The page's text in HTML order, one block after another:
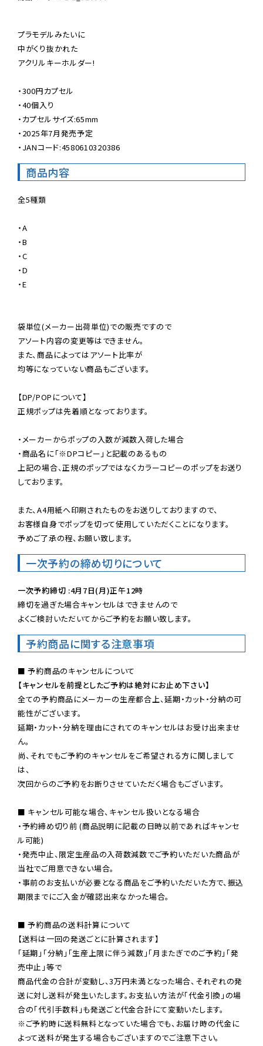
プラモデルみたいに
中がくり抜かれた
アクリルキーホルダー!
・300円カプセル
・40個入り
・カプセルサイズ:65mm
・2025年7月発売予定
・JANコード:4580610320386
商品内容
全5種類
・A
・B
・C
・D
・E
袋単位(メーカー出荷単位)での販売ですので
アソート内容の変更等はできません。
また、商品によってはアソート比率が
均等になっていない商品もございます。
【DP/POPについて】
正規ポップは先着順となっております。
・メーカーからポップの入数が減数入荷した場合
・商品名に「※DPコピー」と記載のあるもの
上記の場合、正規のポップではなくカラーコピーのポップをお送り
しております。
また、A4用紙へ印刷されたものをお送りしておりますので、
お客様自身でポップを切って使用していただくことになります。
予めご了承の程、お願い致します。
一次予約の締め切りについて
一次予約締切 :4月7日(月)正午12時
締切を過ぎた場合キャンセルはできませんので
よくご検討いただいてからご予約をお願い致します。
予約商品に関する注意事項
【キャンセルを前提としたご予約は絶対にお止め下さい】
全ての予約商品にメーカーの生産都合上、延期・カット・分納の可
能性がございます。
延期・カット・分納を理由にされてのキャンセルはお受け出来ませ
ん。
尚、それでもご予約のキャンセルをご希望される方に関しまして
は、
次回からのご予約をお断りさせていただく場合もございます。
■ キャンセル可能な場合、キャンセル扱いとなる場合
・予約締め切り前 (商品説明に記載の日時以前であればキャンセ
ル可能)
・発売中止、限定生産品の入荷数減数でご予約いただいた商品が
当社でご用意できない場合。
・事前のお支払いが必要となる商品をご予約いただいた方で、振込
期限までにご入金が確認出来なかった場合。
■ 予約商品の送料計算について
【送料は一回の発送ごとに計算されます】
「延期」「分納」「生産上限に伴う減数」「月またぎでのご予約」「発
売中止」等で
商品代金の合計が変動し、3万円未満となった場合、それぞれの発
送に対し送料が発生いたします。お支払い方法が「代金引換」の場
※ご予約時に送料無料となっていた場合でも、お届け時の代金に
よって送料が発生する場合もございますのでご注意下さい。